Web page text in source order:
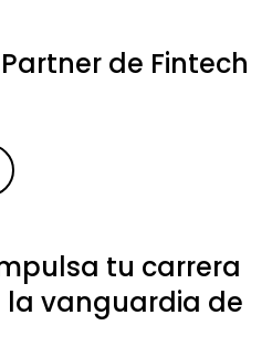
de Fintech
tu carrera
vanguardia de